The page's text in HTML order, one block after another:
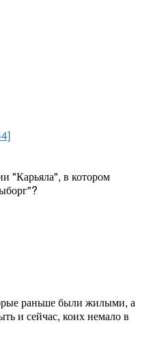
"Карьяла", в котором
раньше были жилыми, а
и сейчас, коих немало в